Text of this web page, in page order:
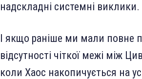
надскладні системні виклики.
І якщо раніше ми мали повне
відсутності чіткої межі між
коли Хаос накопичується на